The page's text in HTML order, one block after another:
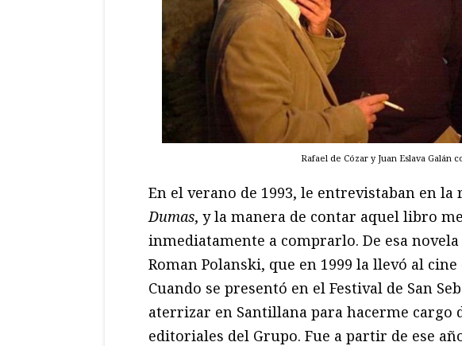
Rafael de Cózar y Juan Eslava Galán
En el verano de 1993, le entrevistaban en
Dumas, y la manera de contar aquel libro
inmediatamente a comprarlo. De esa
Roman Polanski, que en 1999 la llevó al cine
Cuando se presentó en el Festival de San
aterrizar en Santillana para hacerme cargo
editoriales del Grupo. Fue a partir de ese